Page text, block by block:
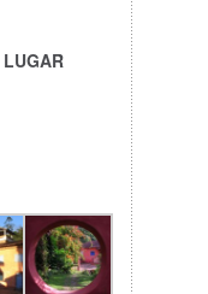
LUGAR